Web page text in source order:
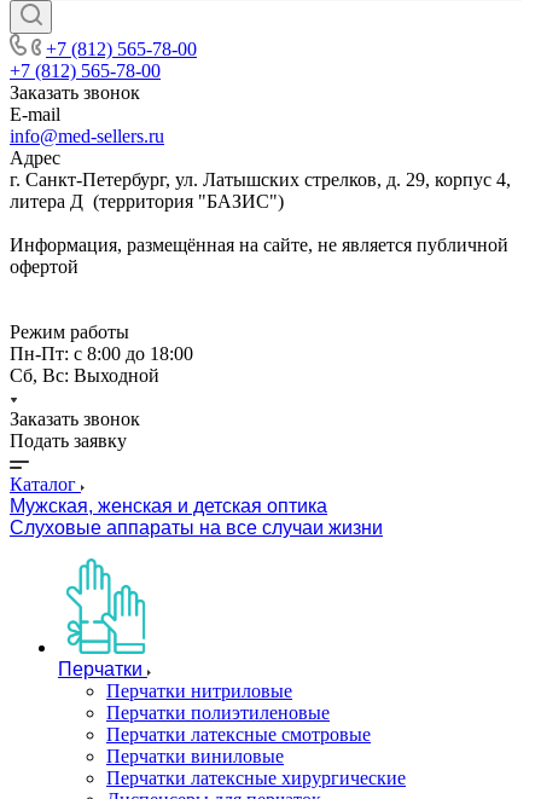
+7 (812) 565-78-00
+7 (812) 565-78-00
Заказать звонок
E-mail
info@med-sellers.ru
Адрес
г. Санкт-Петербург, ул. Латышских стрелков, д. 29, корпус 4,
литера Д (территория "БАЗИС")
Информация, размещённая на сайте, не является публичной
офертой
Режим работы
Пн-Пт: с 8:00 до 18:00
Сб, Вс: Выходной
Заказать звонок
Подать заявку
Каталог
Мужская, женская и детская оптика
Слуховые аппараты на все случаи жизни
Перчатки
Перчатки нитриловые
Перчатки полиэтиленовые
Перчатки латексные смотровые
Перчатки виниловые
Перчатки латексные хирургические